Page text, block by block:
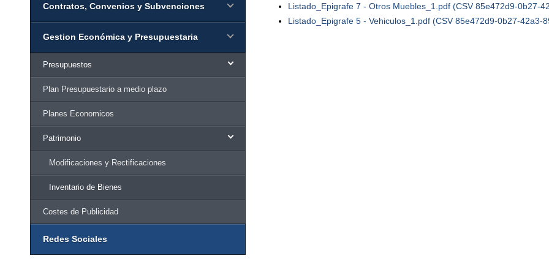
Contratos, Convenios y Subvenciones
Gestion Económica y Presupuestaria
Presupuestos
Plan Presupuestario a medio plazo
Planes Economicos
Patrimonio
Modificaciones y Rectificaciones
Inventario de Bienes
Costes de Publicidad
Redes Sociales
Listado_Epigrafe 7 - Otros Muebles_1.pdf (CSV 85e472d9-0b27-
Listado_Epigrafe 5 - Vehiculos_1.pdf (CSV 85e472d9-0b27-42a3-